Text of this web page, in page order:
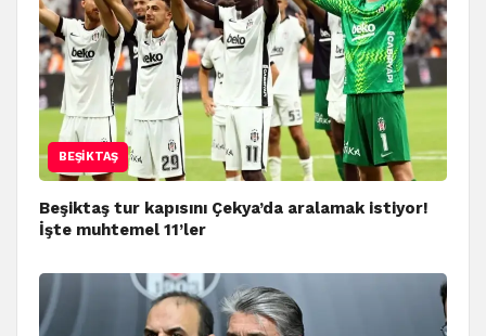
BEŞIKTAŞ
Beşiktaş tur kapısını Çekya’da aralamak istiyor!
İşte muhtemel 11’ler